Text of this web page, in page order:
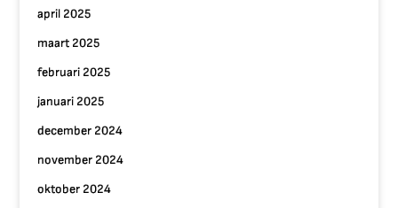
april 2025
maart 2025
februari 2025
januari 2025
december 2024
november 2024
oktober 2024